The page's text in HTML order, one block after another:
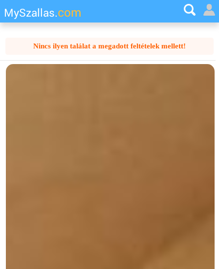
MySzallas.com
Nincs ilyen találat a megadott feltételek mellett!